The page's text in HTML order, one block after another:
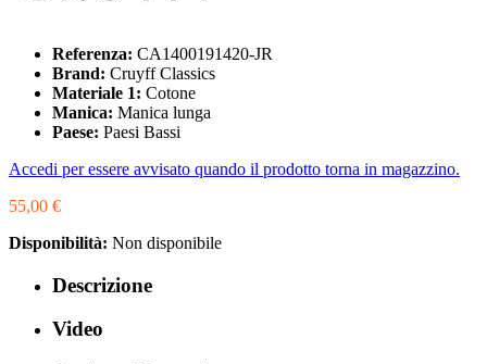
Referenza: CA1400191420-JR
Brand: Cruyff Classics
Materiale 1: Cotone
Manica: Manica lunga
Paese: Paesi Bassi
Accedi per essere avvisato quando il prodotto torna in magazzino.
55,00 €
Disponibilità: Non disponibile
Descrizione
Video